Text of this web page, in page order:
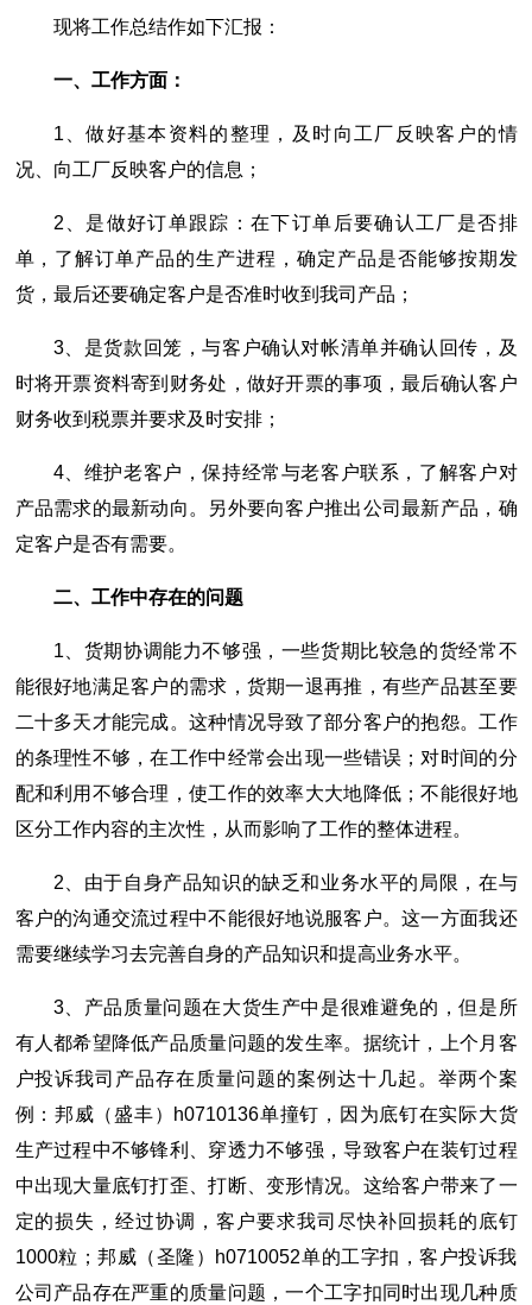
现将工作总结作如下汇报：
一、工作方面：
1、做好基本资料的整理，及时向工厂反映客户的情
况、向工厂反映客户的信息；
2、是做好订单跟踪：在下订单后要确认工厂是否排
单，了解订单产品的生产进程，确定产品是否能够按期发
货，最后还要确定客户是否准时收到我司产品；
3、是货款回笼，与客户确认对帐清单并确认回传，及
时将开票资料寄到财务处，做好开票的事项，最后确认客户
财务收到税票并要求及时安排；
4、维护老客户，保持经常与老客户联系，了解客户对
产品需求的最新动向。另外要向客户推出公司最新产品，确
定客户是否有需要。
二、工作中存在的问题
1、货期协调能力不够强，一些货期比较急的货经常不
能很好地满足客户的需求，货期一退再推，有些产品甚至要
二十多天才能完成。这种情况导致了部分客户的抱怨。工作
的条理性不够，在工作中经常会出现一些错误；对时间的分
配和利用不够合理，使工作的效率大大地降低；不能很好地
区分工作内容的主次性，从而影响了工作的整体进程。
2、由于自身产品知识的缺乏和业务水平的局限，在与
客户的沟通交流过程中不能很好地说服客户。这一方面我还
需要继续学习去完善自身的产品知识和提高业务水平。
3、产品质量问题在大货生产中是很难避免的，但是所
有人都希望降低产品质量问题的发生率。据统计，上个月客
户投诉我司产品存在质量问题的案例达十几起。举两个案
例：邦威（盛丰）h0710136单撞钉，因为底钉在实际大货
生产过程中不够锋利、穿透力不够强，导致客户在装钉过程
中出现大量底钉打歪、打断、变形情况。这给客户带来了一
定的损失，经过协调，客户要求我司尽快补回损耗的底钉
1000粒；邦威（圣隆）h0710052单的工字扣，客户投诉我
公司产品存在严重的质量问题，一个工字扣同时出现几种质